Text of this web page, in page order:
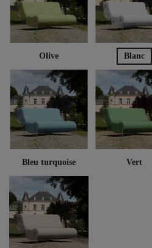
Olive Blanc
Bleu turquoise Vert